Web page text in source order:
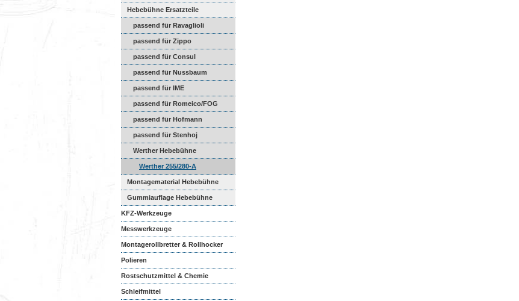
Hebebühne Ersatzteile
passend für Ravaglioli
passend für Zippo
passend für Consul
passend für Nussbaum
passend für IME
passend für Romeico/FOG
passend für Hofmann
passend für Stenhoj
Werther Hebebühne
Werther 255/280-A
Montagematerial Hebebühne
Gummiauflage Hebebühne
KFZ-Werkzeuge
Messwerkzeuge
Montagerollbretter & Rollhocker
Polieren
Rostschutzmittel & Chemie
Schleifmittel